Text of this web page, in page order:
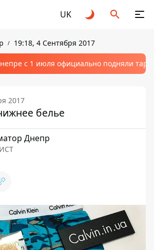
UK
19:18, 4 Сентября 2017
с 1 июля официально подняли
2017
белье
Днепр